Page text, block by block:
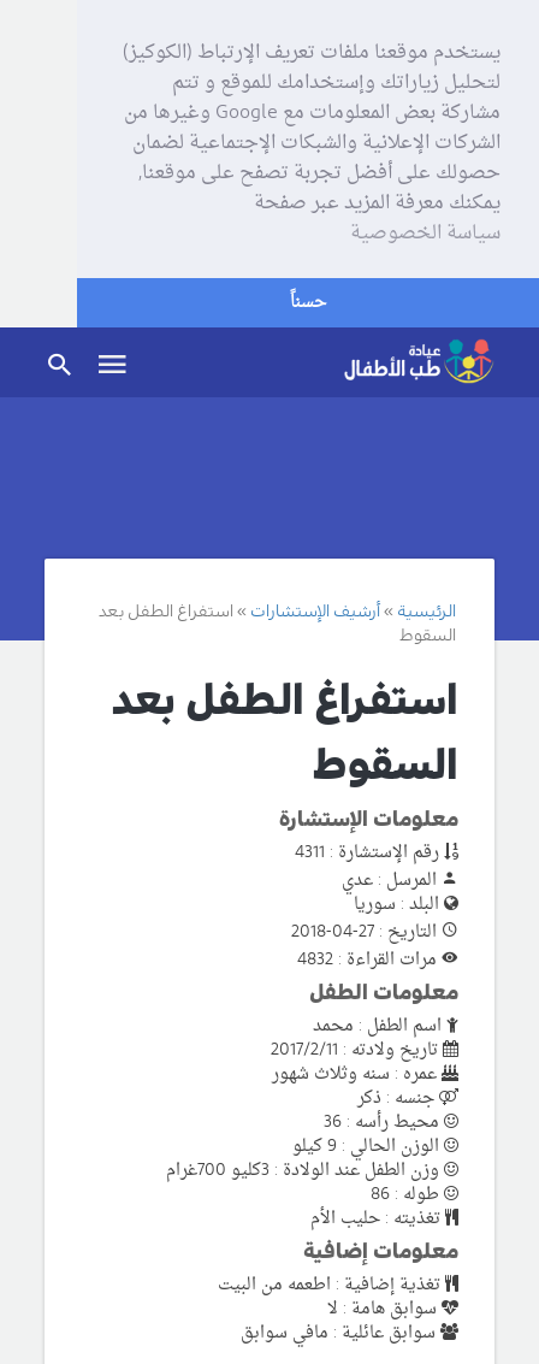
يستخدم موقعنا ملفات تعريف الإرتباط (الكوكيز)
لتحليل زياراتك وإستخدامك للموقع و تتم
مشاركة بعض المعلومات مع Google وغيرها من
الشركات الإعلانية والشبكات الإجتماعية لضمان
حصولك على أفضل تجربة تصفح على موقعنا,
يمكنك معرفة المزيد عبر صفحة
سياسة الخصوصية
حسناً
الرئيسية أرشيف الإستشارات
استفراغ الطفل بعد
السقوط
استفراغ الطفل بعد
السقوط
معلومات الإستشارة
رقم الإستشارة : 4311
المرسل : عدي
البلد : سوريا
التاريخ : 27-04-2018
مرات القراءة : 4832
معلومات الطفل
اسم الطفل : محمد
تاريخ ولادته : 2017/2/11
عمره : سنه وثلاث شهور
جنسه : ذكر
محيط رأسه : 36
الوزن الحالي : 9 كيلو
وزن الطفل عند الولادة : 3كليو 700غرام
طوله : 86
تغذيته : حليب الأم
معلومات إضافية
تغذية إضافية : اطعمه من البيت
سوابق هامة : لا
سوابق عائلية : مافي سوابق